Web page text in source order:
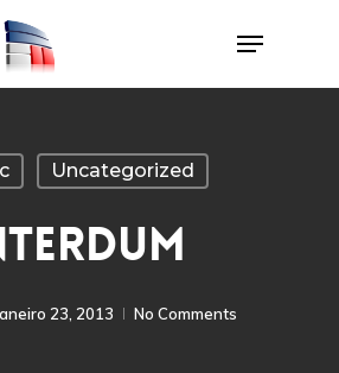
Menu
Uncategorized
23, 2013 No Comments